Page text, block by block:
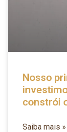
Nosso
constrói
Saiba mais »